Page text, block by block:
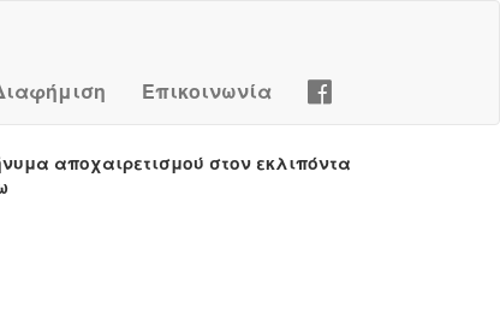
Επικοινωνία
αποχαιρετισμού στον εκλιπόντα